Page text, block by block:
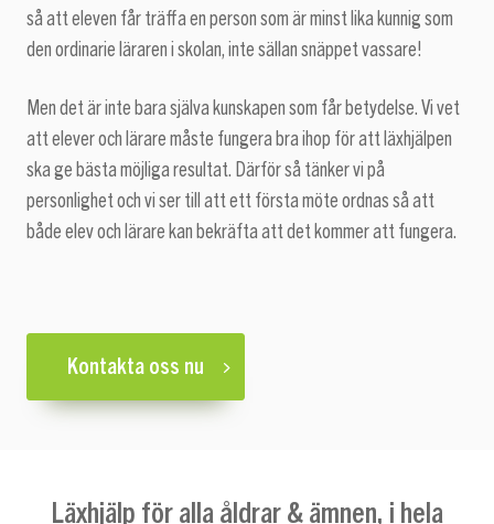
så att eleven får träffa en person som är minst lika kunnig som
den ordinarie läraren i skolan, inte sällan snäppet vassare!
Men det är inte bara själva kunskapen som får betydelse. Vi vet
att elever och lärare måste fungera bra ihop för att läxhjälpen
ska ge bästa möjliga resultat. Därför så tänker vi på
personlighet och vi ser till att ett första möte ordnas så att
både elev och lärare kan bekräfta att det kommer att fungera.
Kontakta oss nu
Läxhjälp för alla åldrar & ämnen, i hela